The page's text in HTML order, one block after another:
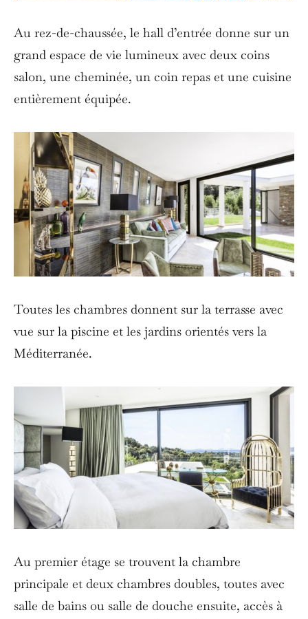
Au rez-de-chaussée, le hall d’entrée donne sur un
grand espace de vie lumineux avec deux coins
salon, une cheminée, un coin repas et une cuisine
entièrement équipée.
Toutes les chambres donnent sur la terrasse avec
vue sur la piscine et les jardins orientés vers la
Méditerranée.
Au premier étage se trouvent la chambre
principale et deux chambres doubles, toutes avec
salle de bains ou salle de douche ensuite, accès à